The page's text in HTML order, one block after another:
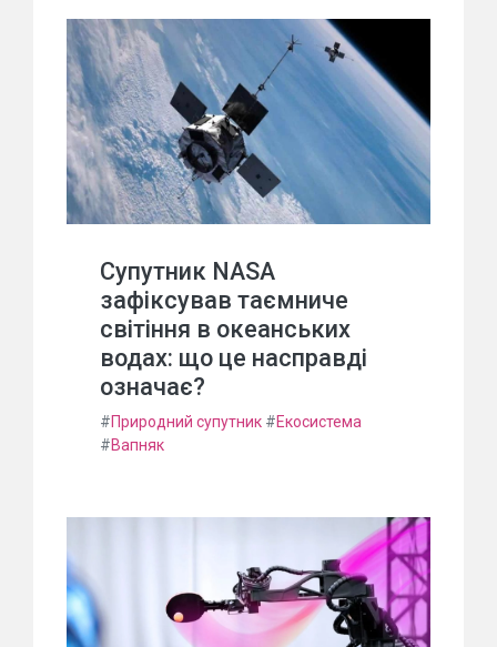
Супутник NASA
зафіксував таємниче
світіння в океанських
водах: що це насправді
означає?
#Природний супутник #Екосистема
#Вапняк